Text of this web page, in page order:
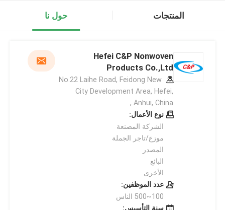
المنتجات حول نا
Hefei C&P Nonwoven
Products Co.,Ltd
No.22 Laihe Road, Feidong New
City Development Area, Hefei,
Anhui, China ,
نوع الأعمال:
الشركة المصنعة
موزع/تاجر الجملة
المصدر
البائع
الأخرى
عدد الموظفين:
100~500 الناس
سنة التأسيس: